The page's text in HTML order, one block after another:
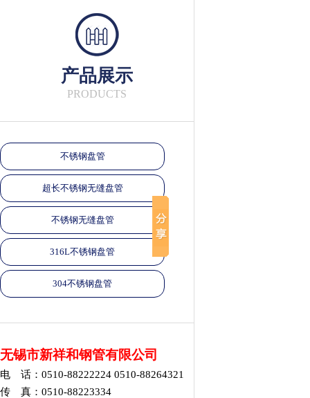
产品展示
PRODUCTS
不锈钢盘管
超长不锈钢无缝盘管
不锈钢无缝盘管
316L不锈钢盘管
304不锈钢盘管
无锡市新祥和钢管有限公司
电 话：0510-88222224 0510-88264321
传 真：0510-88223334